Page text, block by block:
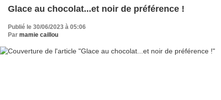
Glace au chocolat...et noir de préférence !
Publié le 30/06/2023 à 05:06
Par mamie caillou